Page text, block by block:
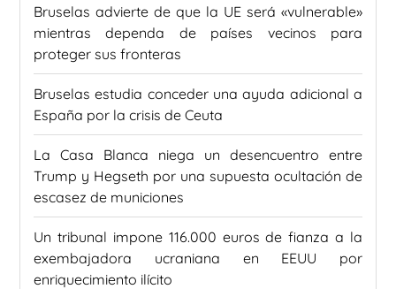
Bruselas advierte de que la UE será «vulnerable»
mientras dependa de países vecinos para
proteger sus fronteras
Bruselas estudia conceder una ayuda adicional a
España por la crisis de Ceuta
La Casa Blanca niega un desencuentro entre
Trump y Hegseth por una supuesta ocultación de
escasez de municiones
Un tribunal impone 116.000 euros de fianza a la
exembajadora ucraniana en EEUU por
enriquecimiento ilícito